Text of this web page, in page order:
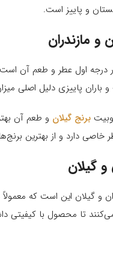
و پاییز است.
مازندران
درجه اول عطر و طعم آن
پاییزی دلیل اصلی
برنج گیلان و طعم آن
خاصی دارد و از بهترین
و گیلان
و گیلان این است که
تا محصول با کیفیتی